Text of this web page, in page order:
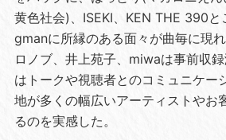
黄色社会)、ISEKI、KEN THE 390
gmanに所縁のある面々が曲毎に現
ロノブ、井上苑子、miwaは事前収
はトークや視聴者とのコミュニケー
地が多くの幅広いアーティストやお
るのを実感した。